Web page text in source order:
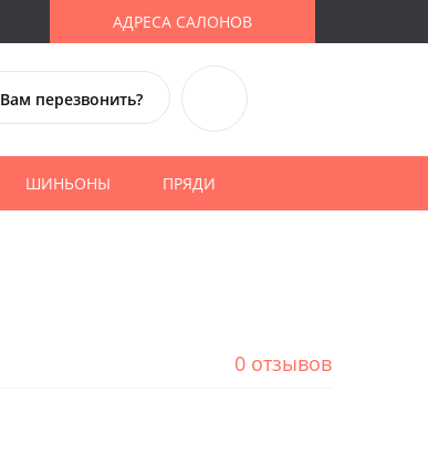
АДРЕСА САЛОНОВ
Вам перезвонить?
ШИНЬОНЫ ПРЯДИ
0 отзывов